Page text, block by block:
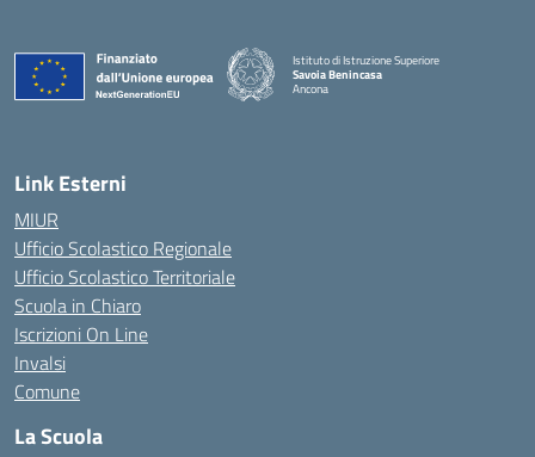
Istituto di Istruzione Superiore
Savoia Benincasa
Ancona
Link Esterni
MIUR
Ufficio Scolastico Regionale
Ufficio Scolastico Territoriale
Scuola in Chiaro
Iscrizioni On Line
Invalsi
Comune
La Scuola